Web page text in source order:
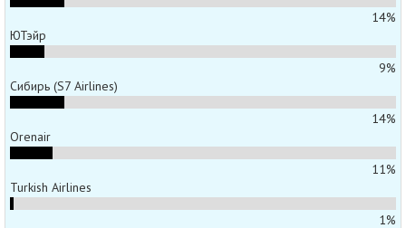
14%
ЮТэйр
9%
Сибирь (S7 Airlines)
14%
Orenair
11%
Turkish Airlines
1%